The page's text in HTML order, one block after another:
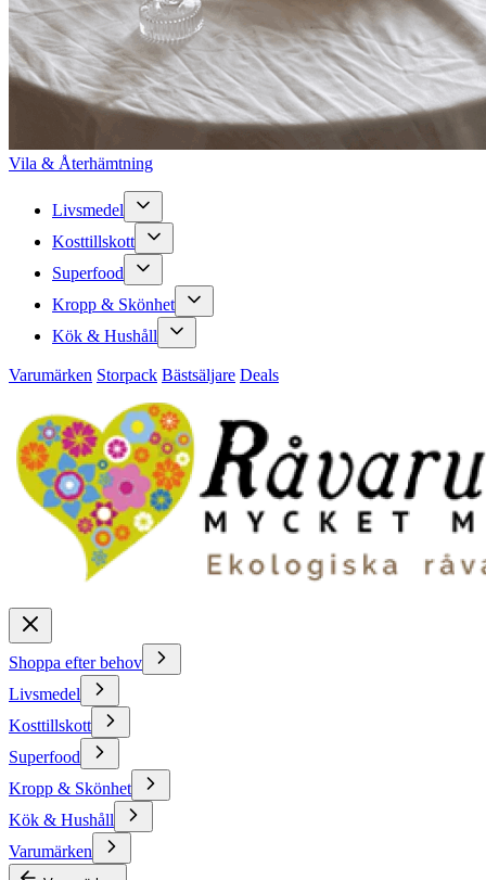
Vila & Återhämtning
Livsmedel
Kosttillskott
Superfood
Kropp & Skönhet
Kök & Hushåll
Varumärken Storpack Bästsäljare Deals
Shoppa efter behov
Livsmedel
Kosttillskott
Superfood
Kropp & Skönhet
Kök & Hushåll
Varumärken